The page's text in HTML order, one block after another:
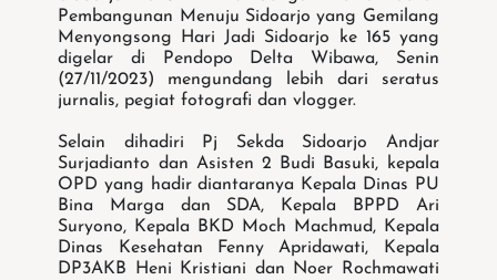
Pembangunan Menuju Sidoarjo yang Gemilang
Menyongsong Hari Jadi Sidoarjo ke 165 yang
digelar di Pendopo Delta Wibawa, Senin
(27/11/2023) mengundang lebih dari seratus
jurnalis, pegiat fotografi dan vlogger.
Selain dihadiri Pj Sekda Sidoarjo Andjar
Surjadianto dan Asisten 2 Budi Basuki, kepala
OPD yang hadir diantaranya Kepala Dinas PU
Bina Marga dan SDA, Kepala BPPD Ari
Suryono, Kepala BKD Moch Machmud, Kepala
Dinas Kesehatan Fenny Apridawati, Kepala
DP3AKB Heni Kristiani dan Noer Rochmawati